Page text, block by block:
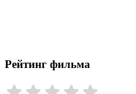
Рейтинг фильма